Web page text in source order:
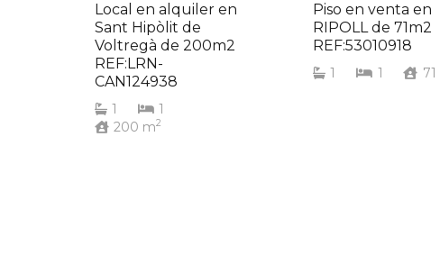
Local en alquiler en
Sant Hipòlit de
Voltregà de 200m2
REF:LRN-
CAN124938
1
1
200 m2
Piso en venta en
RIPOLL de 71m2
REF:53010918
1 1 71